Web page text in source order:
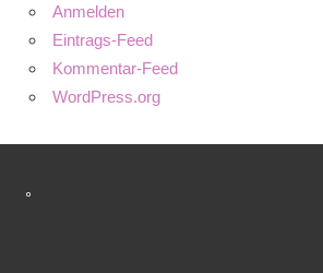
Anmelden
Eintrags-Feed
Kommentar-Feed
WordPress.org
°